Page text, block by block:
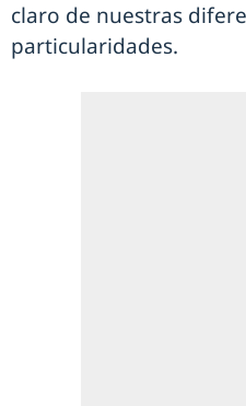
claro de nuestras
particularidades.